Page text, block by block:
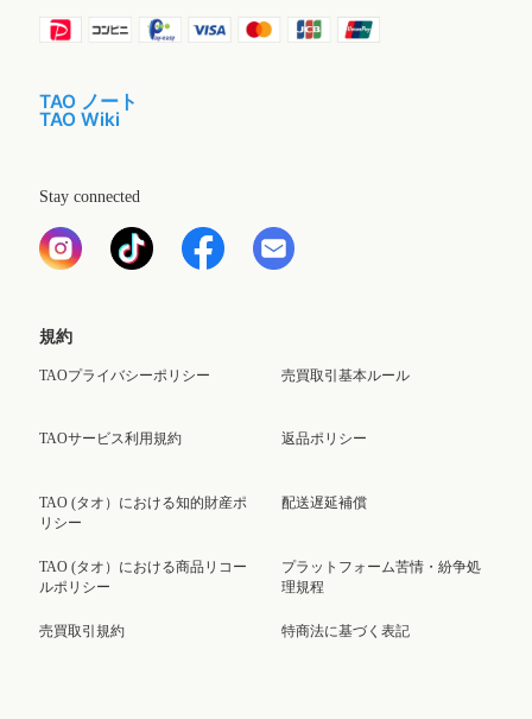
TAO ノート
TAO Wiki
Stay connected
規約
TAOプライバシーポリシー
TAOサービス利用規約
TAO (タオ）における知的財産ポ
リシー
TAO (タオ）における商品リコー
ルポリシー
売買取引規約
売買取引基本ルール
返品ポリシー
配送遅延補償
プラットフォーム苦情・紛争処
理規程
特商法に基づく表記